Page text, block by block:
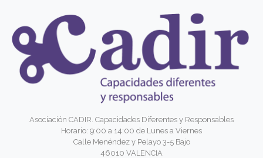
Asociación CADIR. Capacidades Diferentes y Responsables
Horario: 9:00 a 14:00 de Lunes a Viernes
Calle Menéndez y Pelayo 3-5 Bajo
46010 VALENCIA